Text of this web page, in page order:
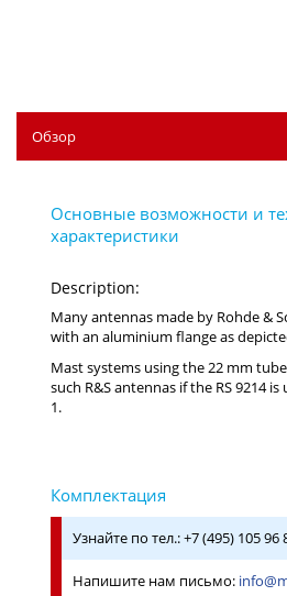
Обзор
Description:
Many antennas made by Rohde &
with an aluminium flange as
Mast systems using the 22 mm
such R&S antennas if the RS 9214
1.
Узнайте по тел.: +7 (495) 105 96
Напишите нам письмо: